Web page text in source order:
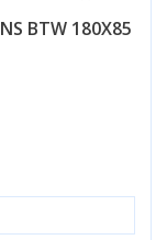
BTW 180X85